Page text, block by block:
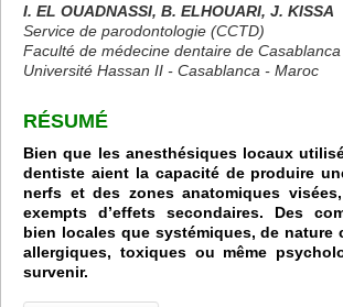
I. EL OUADNASSI, B. ELHOUARI, J. KISSA
Service de parodontologie (CCTD)
Faculté de médecine dentaire de Casablanca
Université Hassan II - Casablanca - Maroc
RÉSUMÉ
Bien que les anesthésiques locaux
dentiste aient la capacité de produire
nerfs et des zones anatomiques
exempts d’effets secondaires. Des
bien locales que systémiques, de nature
allergiques, toxiques ou même
survenir.